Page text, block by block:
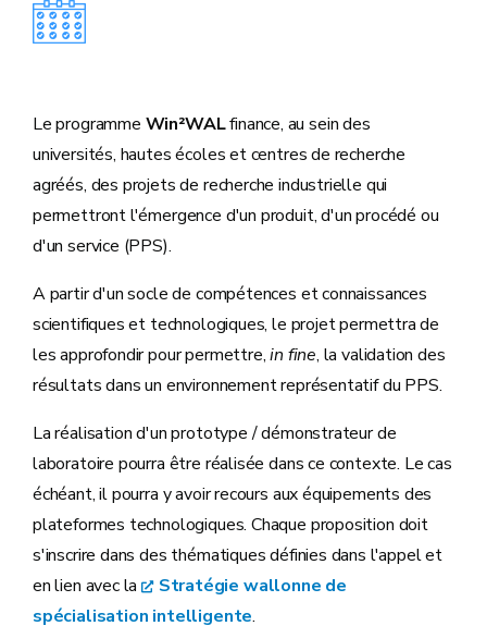
Le programme Win²WALfinance, au sein des
universités, hautes écoles et centres de recherche
agréés, des projets de recherche industrielle qui
permettront l'émergence d'un produit, d'un procédé ou
d'un service (PPS).
A partir d'un socle de compétences et connaissances
scientifiques et technologiques, le projet permettra de
les approfondir pour permettre,in fine, la validation des
résultats dans un environnement représentatif du PPS.
La réalisation d'un prototype / démonstrateur de
laboratoire pourra être réalisée dans ce contexte. Le cas
échéant, il pourra y avoir recours aux équipements des
plateformes technologiques. Chaque proposition doit
s'inscrire dans des thématiques définies dans l'appel et
en lien avec la
Stratégie wallonne de
spécialisation intelligente.